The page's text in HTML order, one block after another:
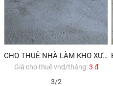
CHO THUÊ NHÀ LÀM KHO XƯỞNG PHƯỜNG 12 VŨNG TÀU
Giá cho thuê vnd/tháng:3 đ
3/2